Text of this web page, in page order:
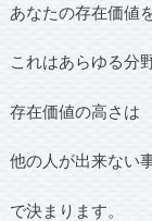
あなたの存在価値
これはあらゆる分
存在価値の高さは
他の人が出来ない
で決まります。